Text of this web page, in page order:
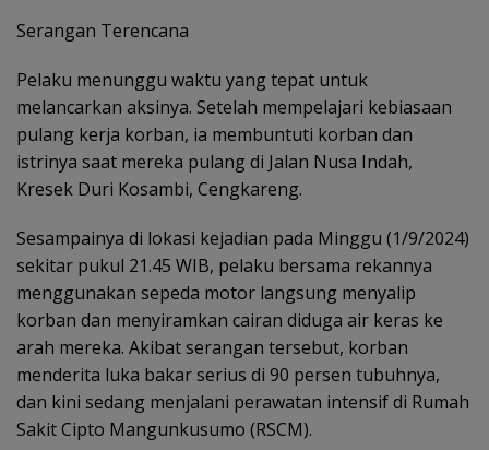
Serangan Terencana
Pelaku menunggu waktu yang tepat untuk
melancarkan aksinya. Setelah mempelajari kebiasaan
pulang kerja korban, ia membuntuti korban dan
istrinya saat mereka pulang di Jalan Nusa Indah,
Kresek Duri Kosambi, Cengkareng.
Sesampainya di lokasi kejadian pada Minggu (1/9/2024)
sekitar pukul 21.45 WIB, pelaku bersama rekannya
menggunakan sepeda motor langsung menyalip
korban dan menyiramkan cairan diduga air keras ke
arah mereka. Akibat serangan tersebut, korban
menderita luka bakar serius di 90 persen tubuhnya,
dan kini sedang menjalani perawatan intensif di Rumah
Sakit Cipto Mangunkusumo (RSCM).